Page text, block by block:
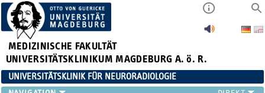
MEDIZINISCHE FAKULTÄT
UNIVERSITÄTSKLINIKUM MAGDEBURG A. ö. R.
UNIVERSITÄTSKLINIK FÜR NEURORADIOLOGIE